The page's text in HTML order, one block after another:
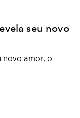
seu novo
novo amor, o